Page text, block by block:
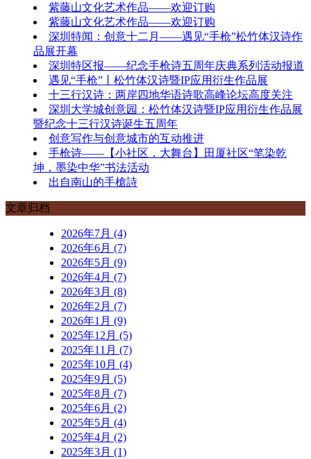
紫藤山文化艺术作品——欢迎订购
紫藤山文化艺术作品——欢迎订购
深圳特闻：创意十二月——遇见“手枪”松竹体汉诗作
品展开幕
深圳特区报——纪念手枪诗五周年庆典系列活动报道
遇见“手枪”丨松竹体汉诗暨IP应用衍生作品展
十三行汉诗：两岸四地华语诗歌高峰论坛高度关注
深圳大学城创意园：松竹体汉诗暨IP应用衍生作品展
暨纪念十三行汉诗诞生五周年
创意写作与创意城市的互动推进
手枪诗——【小社区，大舞台】田厦社区“笔染乾
坤，墨染中华”书法活动
出自南山的手槍詩
文章归档
2026年7月 (4)
2026年6月 (7)
2026年5月 (9)
2026年4月 (7)
2026年3月 (8)
2026年2月 (7)
2026年1月 (9)
2025年12月 (5)
2025年11月 (7)
2025年10月 (4)
2025年9月 (5)
2025年8月 (7)
2025年6月 (2)
2025年5月 (4)
2025年4月 (2)
2025年3月 (1)